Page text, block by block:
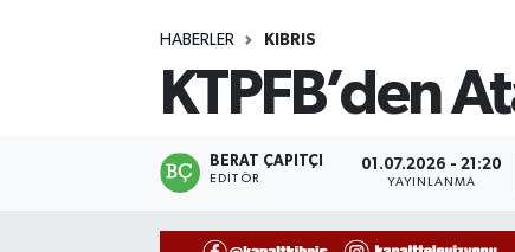
HABERLER KIBRIS
KTPFB’den
BERAT ÇAPITÇI
EDITÖR
01.07.2026 - 21:20
YAYINLANMA